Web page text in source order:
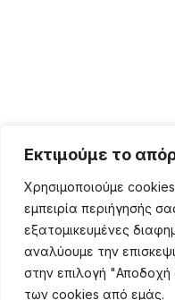
Εκτιμούμε το
Χρησιμοποιούμε
εμπειρία περιήγησής
εξατομικευμένες
αναλύουμε την
στην επιλογή "Αποδοχή
των cookies από εμάς.